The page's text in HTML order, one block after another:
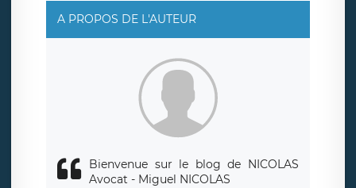
A PROPOS DE L'AUTEUR
Bienvenue sur le blog de NICOLAS
Avocat - Miguel NICOLAS